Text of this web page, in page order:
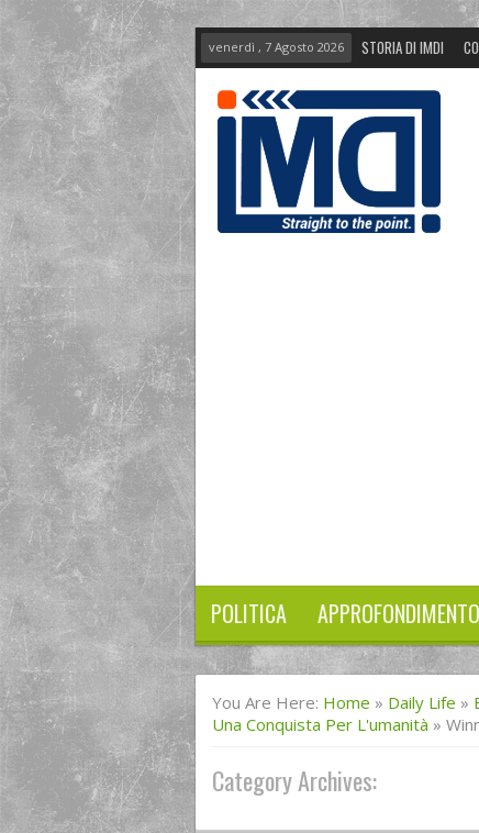
venerdì , 7 Agosto 2026 STORIA DI IMDI
POLITICA APPROFONDIMENTO
You Are Here: Home » Daily Life »
Una Conquista Per L'umanità »
Category Archives: